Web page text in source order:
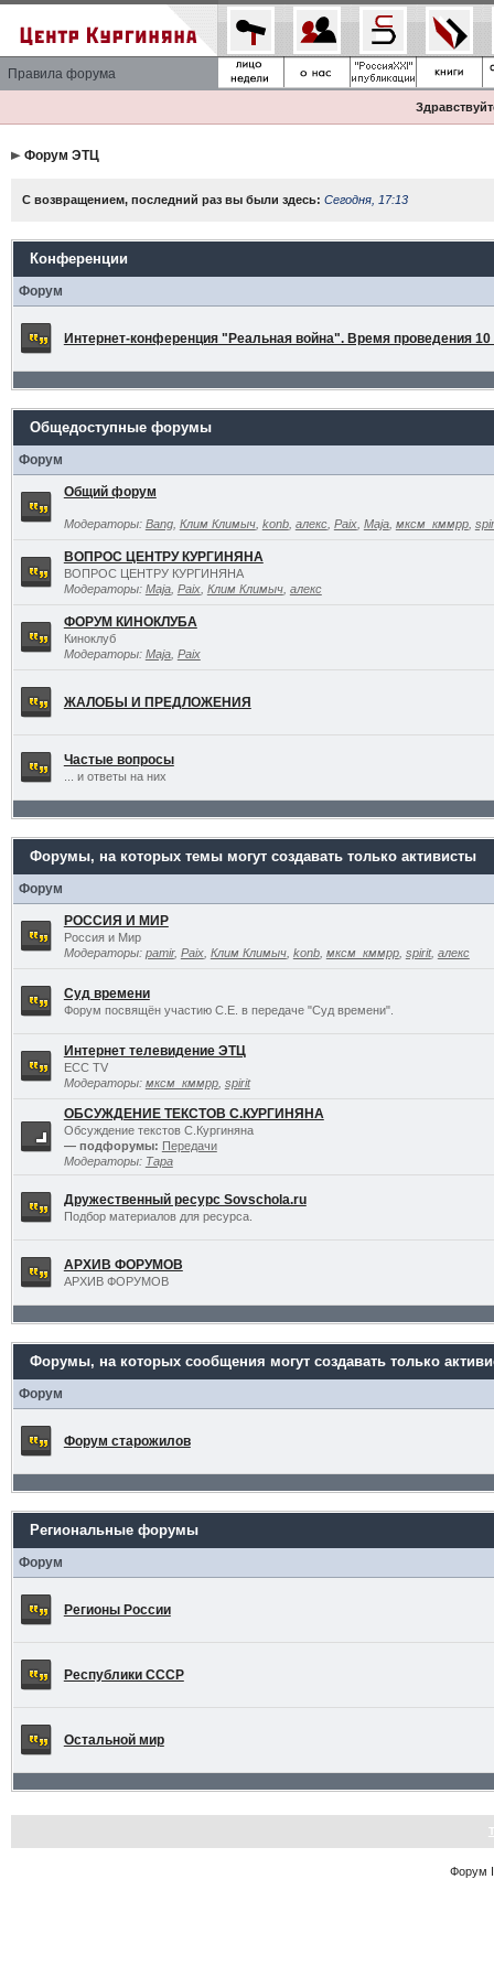
Правила форума
Форум ЭТЦ
С возвращением, последний раз вы были здесь: Сегодня, 17:13
Конференции
Форум
Интернет-конференция "Реальная война". Время проведения 10
Общедоступные форумы
Форум
Общий форум
Модераторы: Bang, Клим Климыч, konb, алекс, Paix, Maja, мксм_кммрр,
ВОПРОС ЦЕНТРУ КУРГИНЯНА
ВОПРОС ЦЕНТРУ КУРГИНЯНА
Модераторы: Maja, Paix, Клим Климыч, алекс
ФОРУМ КИНОКЛУБА
Киноклуб
Модераторы: Maja, Paix
ЖАЛОБЫ И ПРЕДЛОЖЕНИЯ
Частые вопросы
... и ответы на них
Форумы, на которых темы могут создавать только активисты
Форум
РОССИЯ И МИР
Россия и Мир
Модераторы: pamir, Paix, Клим Климыч, konb, мксм_кммрр, spirit, алекс
Суд времени
Форум посвящён участию С.Е. в передаче "Суд времени".
Интернет телевидение ЭТЦ
ECC TV
Модераторы: мксм_кммрр, spirit
ОБСУЖДЕНИЕ ТЕКСТОВ С.КУРГИНЯНА
Обсуждение текстов С.Кургиняна
— подфорумы: Передачи
Модераторы: Тара
Дружественный ресурс Sovschola.ru
Подбор материалов для ресурса.
АРХИВ ФОРУМОВ
АРХИВ ФОРУМОВ
Форумы, на которых сообщения могут создавать только
Форум
Форум старожилов
Региональные форумы
Форум
Регионы России
Республики СССР
Остальной мир
Форум